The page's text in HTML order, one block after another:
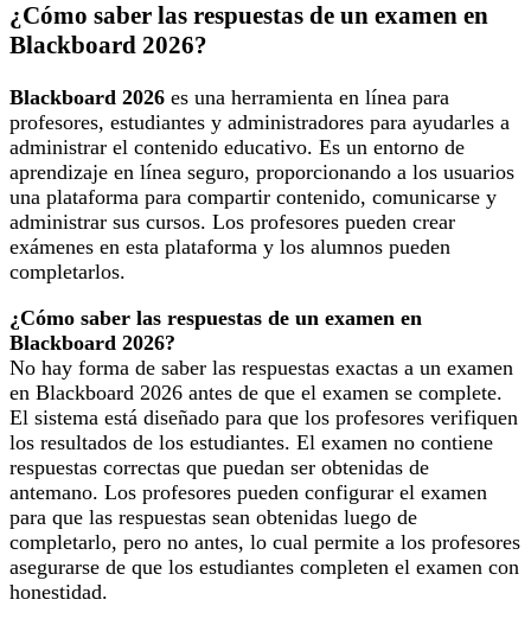
¿Cómo saber las respuestas de un examen en
Blackboard 2026?
Blackboard 2026 es una herramienta en línea para
profesores, estudiantes y administradores para ayudarles a
administrar el contenido educativo. Es un entorno de
aprendizaje en línea seguro, proporcionando a los usuarios
una plataforma para compartir contenido, comunicarse y
administrar sus cursos. Los profesores pueden crear
exámenes en esta plataforma y los alumnos pueden
completarlos.
¿Cómo saber las respuestas de un examen en
Blackboard 2026?
No hay forma de saber las respuestas exactas a un examen
en Blackboard 2026 antes de que el examen se complete.
El sistema está diseñado para que los profesores verifiquen
los resultados de los estudiantes. El examen no contiene
respuestas correctas que puedan ser obtenidas de
antemano. Los profesores pueden configurar el examen
para que las respuestas sean obtenidas luego de
completarlo, pero no antes, lo cual permite a los profesores
asegurarse de que los estudiantes completen el examen con
honestidad.